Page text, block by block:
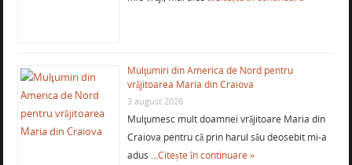
Mulţumiri din America de Nord pentru
vrăjitoarea Maria din Craiova
3 august 2026
Mulţumesc mult doamnei vrăjitoare Maria din
Craiova pentru că prin harul său deosebit mi-a
adus …Citește în continuare »